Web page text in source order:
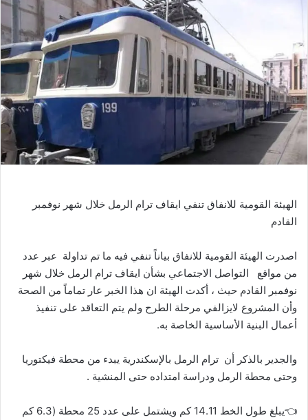
ب
ر
د
ا
إ
ل
ت
و
الهيئة القومية للانفاق تنفي ايقاف ترام الرمل خلال شهر نوفمبر
القادم
اصدرت الهيئة القومية للانفاق بياناً تنفي فيه ما تم تداولة عبر عدد
من مواقع التواصل الاجتماعي بشأن ايقاف ترام الرمل خلال شهر
نوفمبر القادم حيث ، أكدت الهيئة ان هذا الخبر عار تماماً من الصحة
وأن المشروع لايزالفي مرحلة الطرح ولم يتم التعاقد على تنفيذ
أعمال البنية الأساسية الخاصة به.
والجدير بالذكر أن ترام الرمل بالإسكندرية يبدء من محطة فيكتوريا
وحتى محطة الرمل ودراسة امتداده حتى المنشية .
👈يبلغ طول الخط كم ويشتمل على عدد محطة (
6.3 كم